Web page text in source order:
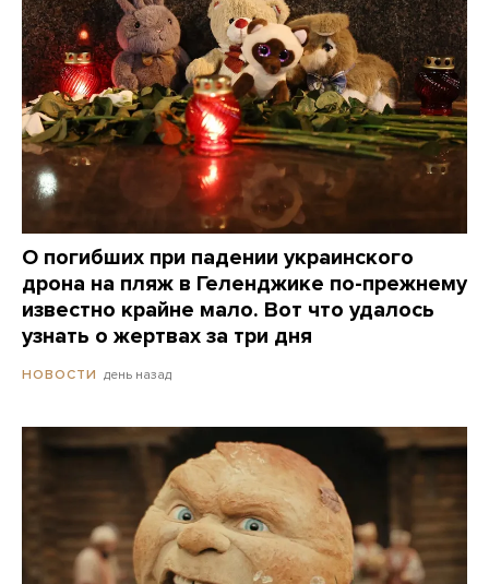
О погибших при падении украинского
дрона на пляж в Геленджике по-прежнему
известно крайне мало. Вот что удалось
узнать о жертвах за три дня
НОВОСТИ день назад